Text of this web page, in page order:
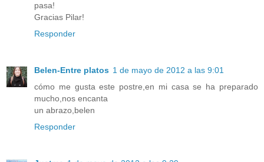
pasa!
Gracias Pilar!
Responder
Belen-Entre platos 1 de mayo de 2012 a las 9:01
cómo me gusta este postre,en mi casa se ha preparado
mucho,nos encanta
un abrazo,belen
Responder